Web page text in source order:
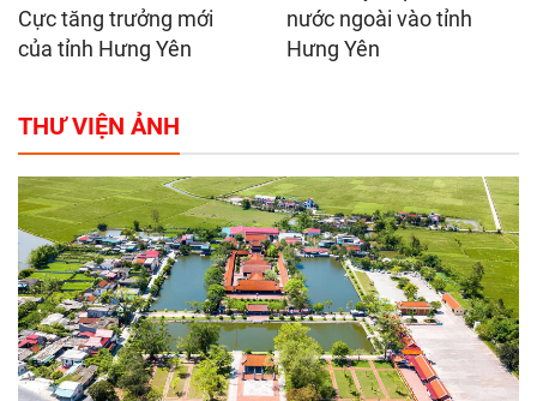
Cực tăng trưởng mới
của tỉnh Hưng Yên
nước ngoài vào tỉnh
Hưng Yên
THƯ VIỆN ẢNH